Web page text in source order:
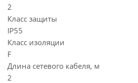
2
Класс защиты
IP55
Класс изоляции
F
Длина сетевого кабеля, м
2